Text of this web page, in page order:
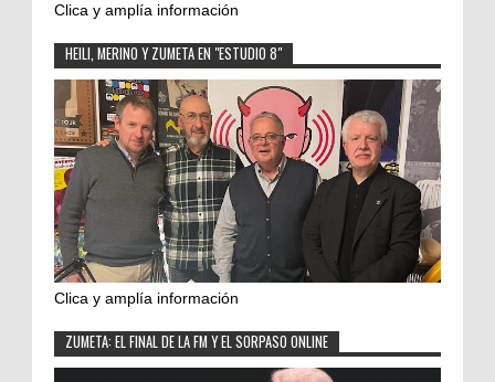
Clica y amplía información
HEILI, MERINO Y ZUMETA EN "ESTUDIO 8"
Clica y amplía información
ZUMETA: EL FINAL DE LA FM Y EL SORPASO ONLINE